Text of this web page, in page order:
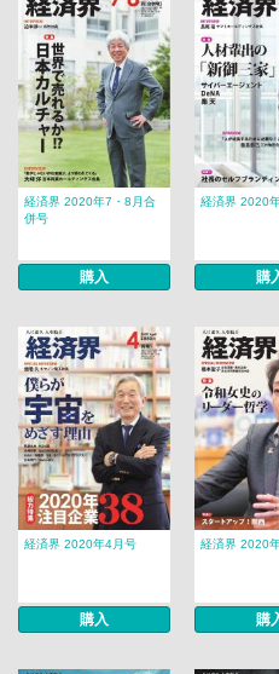
経済界 2020年7・8月合
併号
購入
経済界 2020
購
経済界 2020年4月号
購入
経済界 2020
購